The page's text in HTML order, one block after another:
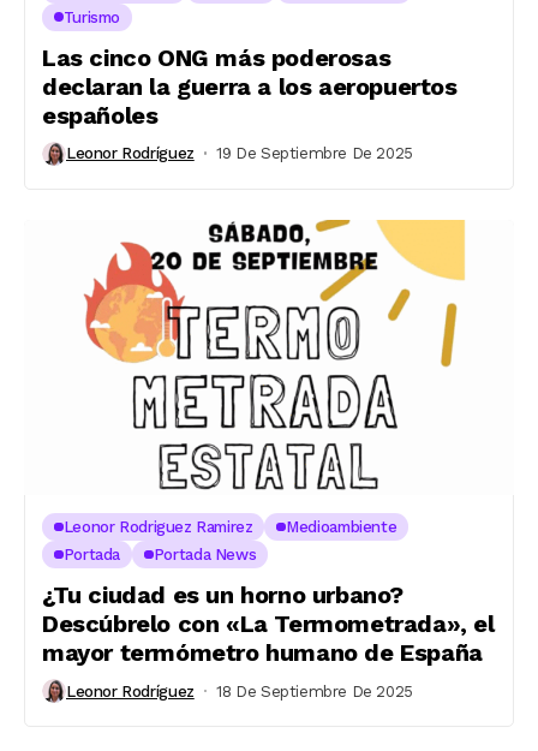
Turismo
Las cinco ONG más poderosas
declaran la guerra a los aeropuertos
españoles
Leonor Rodríguez 19 De Septiembre De 2025
Leonor Rodriguez Ramirez
Medioambiente
Portada
Portada News
¿Tu ciudad es un horno urbano?
Descúbrelo con «La Termometrada», el
mayor termómetro humano de España
Leonor Rodríguez 18 De Septiembre De 2025